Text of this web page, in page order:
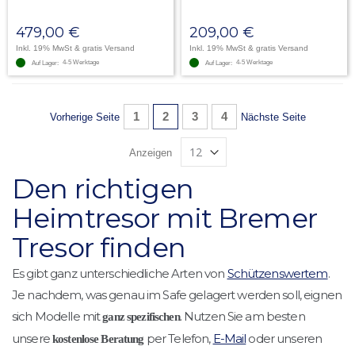
479,00 €
Inkl. 19% MwSt & gratis Versand
Auf Lager: 4-5 Werktage
209,00 €
Inkl. 19% MwSt & gratis Versand
Auf Lager: 4-5 Werktage
Seite
Seite
Vorherige Seite Seite
1 Sie lesen gerade Seite
2 Seite
3 Seite
4 Seite
Nächste Seite
Anzeigen
Den richtigen
Heimtresor mit Bremer
Tresor finden
Es gibt ganz unterschiedliche Arten von Schützenswertem.
Je nachdem, was genau im Safe gelagert werden soll, eignen
sich Modelle mitganz spezifischen. Nutzen Sie am besten
unserekostenlose Beratung per Telefon, E-Mail oder unseren